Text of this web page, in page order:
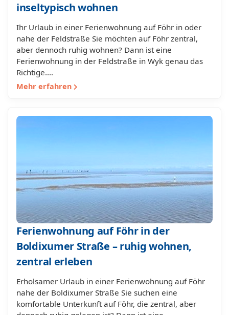
inseltypisch wohnen
Ihr Urlaub in einer Ferienwohnung auf Föhr in oder
nahe der Feldstraße Sie möchten auf Föhr zentral,
aber dennoch ruhig wohnen? Dann ist eine
Ferienwohnung in der Feldstraße in Wyk genau das
Richtige.…
Mehr erfahren
Ferienwohnung auf Föhr in der
Boldixumer Straße – ruhig wohnen,
zentral erleben
Erholsamer Urlaub in einer Ferienwohnung auf Föhr
nahe der Boldixumer Straße Sie suchen eine
komfortable Unterkunft auf Föhr, die zentral, aber